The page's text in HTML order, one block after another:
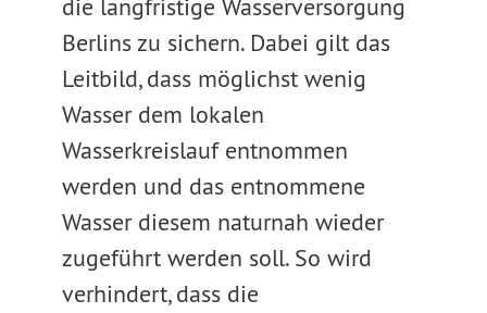
die langfristige Wasserversorgung
Berlins zu sichern. Dabei gilt das
Leitbild, dass möglichst wenig
Wasser dem lokalen
Wasserkreislauf entnommen
werden und das entnommene
Wasser diesem naturnah wieder
zugeführt werden soll. So wird
verhindert, dass die